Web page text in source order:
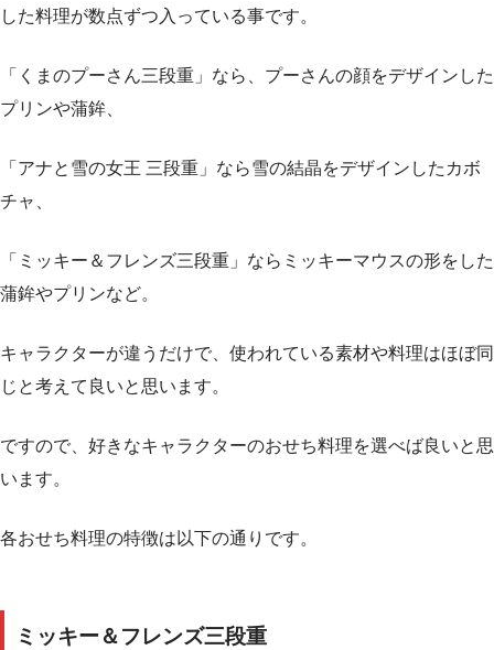
した料理が数点ずつ入っている事です。
「くまのプーさん三段重」なら、プーさんの顔をデザインした
プリンや蒲鉾、
「アナと雪の女王 三段重」なら雪の結晶をデザインしたカボ
チャ、
「ミッキー＆フレンズ三段重」ならミッキーマウスの形をした
蒲鉾やプリンなど。
キャラクターが違うだけで、使われている素材や料理はほぼ同
じと考えて良いと思います。
ですので、好きなキャラクターのおせち料理を選べば良いと思
います。
各おせち料理の特徴は以下の通りです。
ミッキー＆フレンズ三段重